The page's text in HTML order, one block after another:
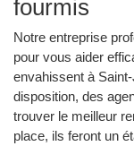
fourmis
Notre entreprise
pour vous aider
envahissent à
disposition, des
trouver le meilleur
place, ils feront un